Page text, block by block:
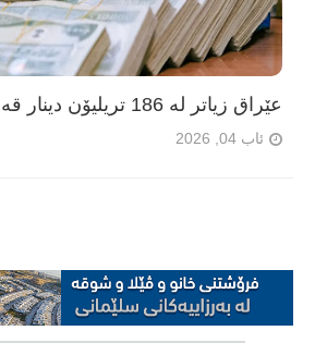
عێراق زیاتر لە 186 تریلیۆن دینار قەرزدارە
ئاب 04, 2026